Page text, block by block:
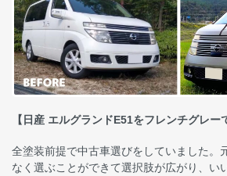
【日産 エルグランドE51をフレンチグレー
全塗装前提で中古車選びをしていました。
なく選ぶことができて選択肢が広がり、い